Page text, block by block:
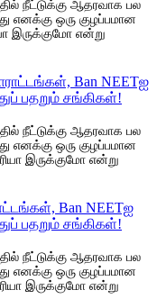
நீட்டுக்கு ஆதரவாக பல
எனக்கு ஒரு குழப்பமான
இருக்குமோ என்று
Ban NEETஐ
பதறும் சங்கிகள்!
நீட்டுக்கு ஆதரவாக பல
எனக்கு ஒரு குழப்பமான
இருக்குமோ என்று
Ban NEETஐ
பதறும் சங்கிகள்!
நீட்டுக்கு ஆதரவாக பல
எனக்கு ஒரு குழப்பமான
இருக்குமோ என்று